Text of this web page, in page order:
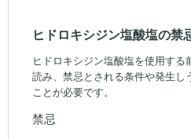
ヒドロキシジン塩酸塩の禁
ヒドロキシジン塩酸塩を使用する
読み、禁忌とされる条件や発生し
ことが必要です。
禁忌